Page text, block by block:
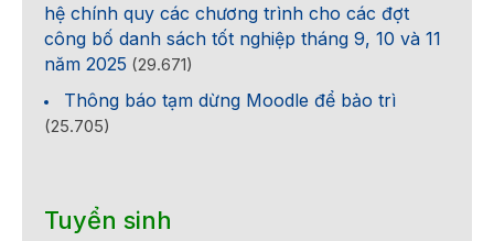
hệ chính quy các chương trình cho các đợt
công bố danh sách tốt nghiệp tháng 9, 10 và 11
năm 2025 (29.671)
Thông báo tạm dừng Moodle để bảo trì
(25.705)
Tuyển sinh